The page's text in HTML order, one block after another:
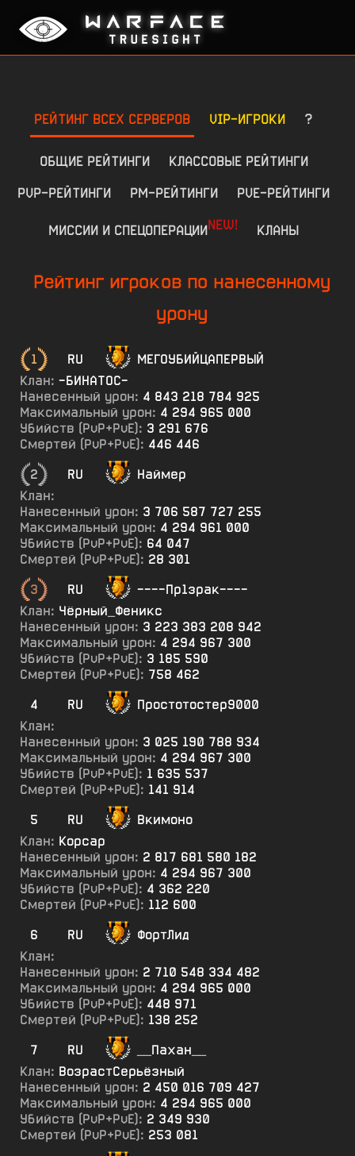
РЕЙТИНГ ВСЕХ СЕРВЕРОВ VIP-ИГРОКИ ?
ОБЩИЕ РЕЙТИНГИ
КЛАССОВЫЕ РЕЙТИНГИ
PVP-РЕЙТИНГИ
РМ-РЕЙТИНГИ PVE-РЕЙТИНГИ
МИССИИ И СПЕЦОПЕРАЦИИNEW! КЛАНЫ
Рейтинг игроков по нанесенному
урону
1 RU
МЕГОУБИЙЦАПЕРВЫЙ
Клан: -БИНАТОС-
Нанесенный урон: 4 843 218 784 925
Максимальный урон: 4 294 965 000
Убийств (PvP+PvE): 3 291 676
Смертей (PvP+PvE): 446 446
2
RU
Наймер
Клан:
Нанесенный урон: 3 706 587 727 255
Максимальный урон: 4 294 961 000
Убийств (PvP+PvE): 64 047
Смертей (PvP+PvE): 28 301
3
RU
----Пр1зрак----
Клан: Чёрный_Феникс
Нанесенный урон: 3 223 383 208 942
Максимальный урон: 4 294 967 300
Убийств (PvP+PvE): 3 185 590
Смертей (PvP+PvE): 758 462
4
RU
Простотостер9000
Клан:
Нанесенный урон: 3 025 190 788 934
Максимальный урон: 4 294 967 300
Убийств (PvP+PvE): 1 635 537
Смертей (PvP+PvE): 141 914
5
RU
Вкимоно
Клан: Корсар
Нанесенный урон: 2 817 681 580 182
Максимальный урон: 4 294 967 300
Убийств (PvP+PvE): 4 362 220
Смертей (PvP+PvE): 112 600
6
RU
ФортЛид
Клан:
Нанесенный урон: 2 710 548 334 482
Максимальный урон: 4 294 965 000
Убийств (PvP+PvE): 448 971
Смертей (PvP+PvE): 138 252
7
RU
__Пахан__
Клан: ВозрастСерьёзный
Нанесенный урон: 2 450 016 709 427
Максимальный урон: 4 294 965 000
Убийств (PvP+PvE): 2 349 930
Смертей (PvP+PvE): 253 081